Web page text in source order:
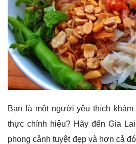
Bạn là một người yêu thích
thực chính hiệu? Hãy đến Gia
phong cảnh tuyệt đẹp và hơn cả